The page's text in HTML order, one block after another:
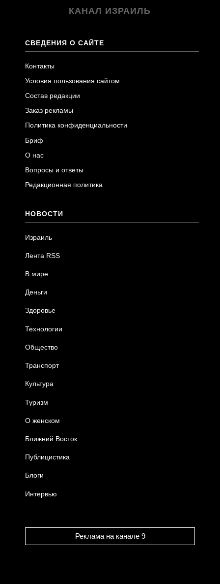
КАНАЛ ИЗРАИЛЬ
СВЕДЕНИЯ О САЙТЕ
Контакты
Условия пользования сайтом
Состав редакции
Заказ рекламы
Политика конфиденциальности
Бриф
О нас
Вопросы и ответы
Редакционная политика
НОВОСТИ
Израиль
Лента RSS
В мире
Деньги
Здоровье
Технологии
Общество
Транспорт
Культура
Туризм
О женском
Ближний Восток
Публицистика
Блоги
Интервью
Реклама на канале 9